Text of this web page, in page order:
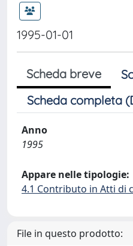
1995-01-01
Scheda breve
Scheda completa
Anno
1995
Appare nelle tipologie:
4.1 Contributo in Atti di
File in questo prodotto: